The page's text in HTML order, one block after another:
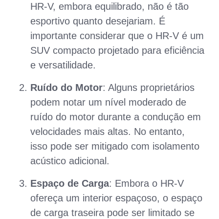
HR-V, embora equilibrado, não é tão
esportivo quanto desejariam. É
importante considerar que o HR-V é um
SUV compacto projetado para eficiência
e versatilidade.
Ruído do Motor: Alguns proprietários
podem notar um nível moderado de
ruído do motor durante a condução em
velocidades mais altas. No entanto,
isso pode ser mitigado com isolamento
acústico adicional.
Espaço de Carga: Embora o HR-V
ofereça um interior espaçoso, o espaço
de carga traseira pode ser limitado se